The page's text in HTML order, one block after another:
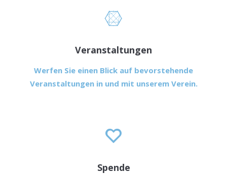
Veranstaltungen
Werfen Sie einen Blick auf bevorstehende
Veranstaltungen in und mit unserem Verein.
Spende